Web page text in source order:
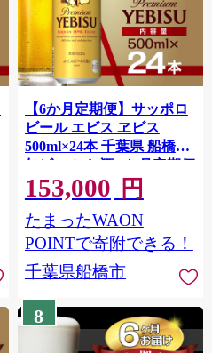
【6か月定期便】サッポロ
ビール エビス ヱビス
500ml×24本 千葉県 船橋市
缶ビール お酒 6か月定期便
153,000 円
たまったWAON
POINTで寄附できる！
千葉県船橋市
8